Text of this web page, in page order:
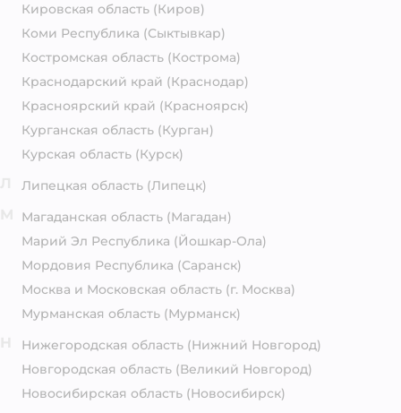
Кировская область (Киров)
Коми Республика (Сыктывкар)
Костромская область (Кострома)
Краснодарский край (Краснодар)
Красноярский край (Красноярск)
Курганская область (Курган)
Курская область (Курск)
Липецкая область (Липецк)
Магаданская область (Магадан)
Марий Эл Республика (Йошкар-Ола)
Мордовия Республика (Саранск)
Москва и Московская область (г. Москва)
Мурманская область (Мурманск)
Нижегородская область (Нижний Новгород)
Новгородская область (Великий Новгород)
Новосибирская область (Новосибирск)